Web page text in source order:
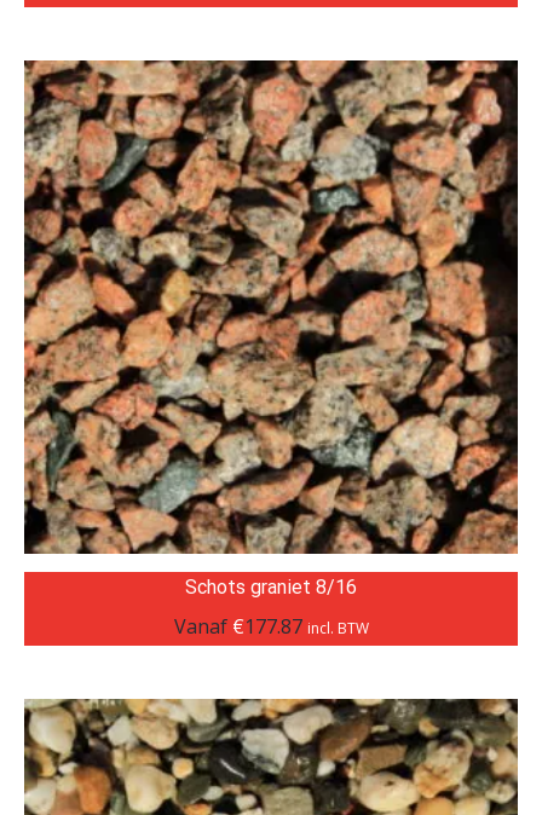
Schots graniet 8/16
Vanaf €177.87 incl. BTW